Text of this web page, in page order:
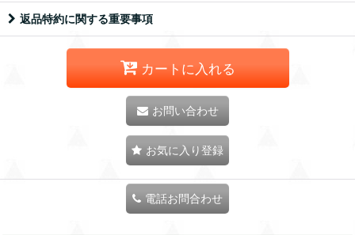
返品特約に関する重要事項
カートに入れる
お問い合わせ
お気に入り登録
電話お問合わせ